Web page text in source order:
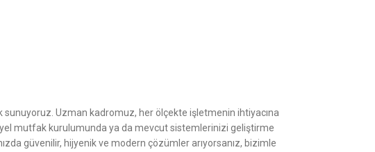
Uzman kadromuz, her ölçekte işletmenin ihtiyacına
mutfak kurulumunda ya da mevcut sistemlerinizi geliştirme
güvenilir, hijyenik ve modern çözümler arıyorsanız, bizimle